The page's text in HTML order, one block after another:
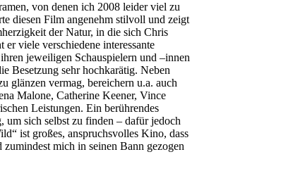
von denen ich 2008 leider viel zu
diesen Film angenehm stilvoll und zeigt
der Natur, in die sich Chris
viele verschiedene interessante
jeweiligen Schauspielern und –innen
Besetzung sehr hochkarätig. Neben
glänzen vermag, bereichern u.a. auch
Malone, Catherine Keener, Vince
Leistungen. Ein berührendes
um sich selbst zu finden – dafür jedoch
ist großes, anspruchsvolles Kino, dass
mich in seinen Bann gezogen